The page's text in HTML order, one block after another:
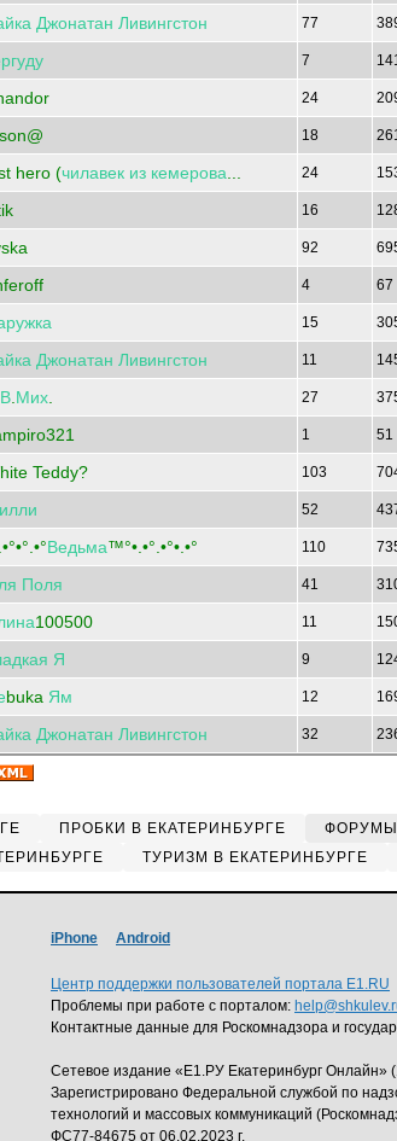
Джонатан Ливингстон 77
7
24
18
hero (чилавек из кемерова 24
16
92
4 67
15
Джонатан Ливингстон 11
В Мих 27
1 51
Teddy? 103
илли 52
Ведьма™°•.•°.•°•.•° 110
Поля 41
100500 11
Я 9
buka Ям 12
Джонатан Ливингстон 32
ПРОБКИ В ЕКАТЕРИНБУРГЕ ФОРУМЫ
ТУРИЗМ В ЕКАТЕРИНБУРГЕ
iPhone Android
Центр поддержки пользователей портала E1.RU
Проблемы при работе с порталом:
Контактные данные для Роскомнадзора и
Сетевое издание «Е1.РУ Екатеринбург Онлайн»
Зарегистрировано Федеральной службой по
технологий и массовых коммуникаций
ФС77-84675 от 06.02.2023 г.